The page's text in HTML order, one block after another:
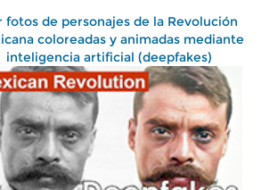
fotos de personajes de la Revolución
coloreadas y animadas mediante
inteligencia artificial (deepfakes)